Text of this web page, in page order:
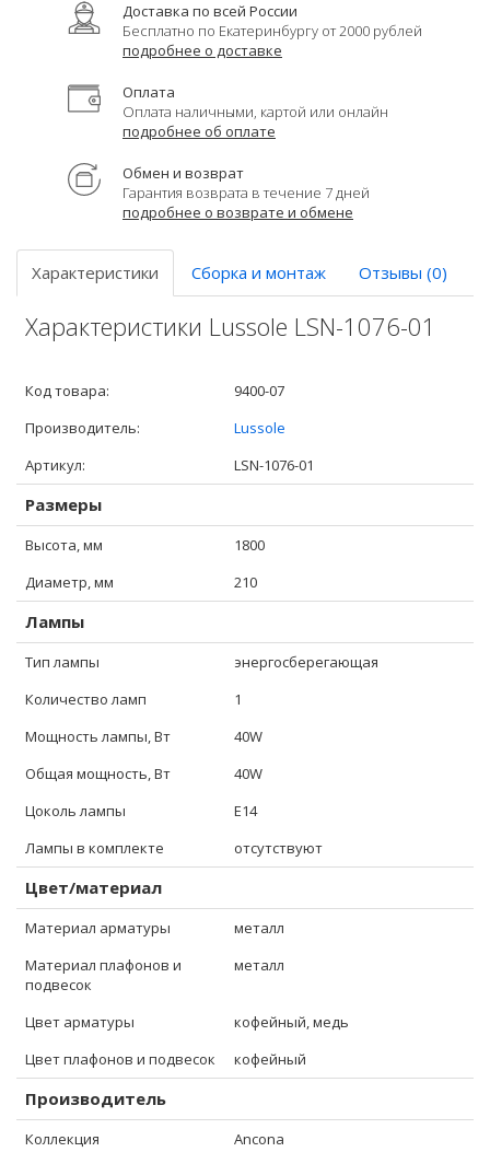
Доставка по всей России
Бесплатно по Екатеринбургу от 2000 рублей
подробнее о доставке
Оплата
Оплата наличными, картой или онлайн
подробнее об оплате
Обмен и возврат
Гарантия возврата в течение 7 дней
подробнее о возврате и обмене
Характеристики Сборка и монтаж Отзывы (0)
Характеристики Lussole LSN-1076-01
Код товара:
9400-07
Производитель:
Lussole
Артикул:
LSN-1076-01
Размеры
Высота, мм
1800
Диаметр, мм
210
Лампы
Тип лампы
энергосберегающая
Количество ламп
1
Мощность лампы, Вт
40W
Общая мощность, Вт
40W
Цоколь лампы
E14
Лампы в комплекте
отсутствуют
Цвет/материал
Материал арматуры
металл
Материал плафонов и
подвесок
металл
Цвет арматуры
кофейный, медь
Цвет плафонов и подвесок
кофейный
Производитель
Коллекция Ancona